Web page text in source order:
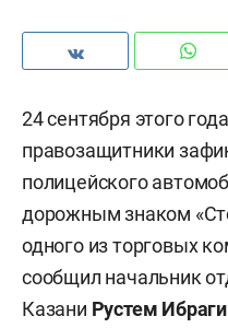
24 сентября этого
правозащитники
полицейского
дорожным знаком
одного из торговых
сообщил начальник
Казани Рустем